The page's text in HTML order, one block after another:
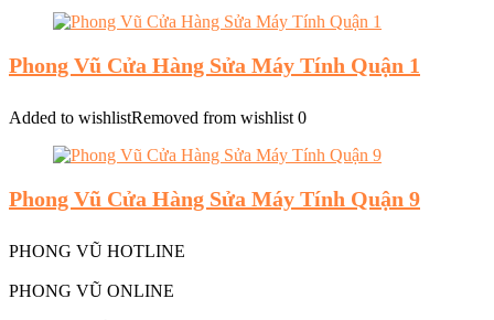
Phong Vũ Cửa Hàng Sửa Máy Tính Quận 1
Added to wishlistRemoved from wishlist 0
Phong Vũ Cửa Hàng Sửa Máy Tính Quận 9
PHONG VŨ HOTLINE
PHONG VŨ ONLINE